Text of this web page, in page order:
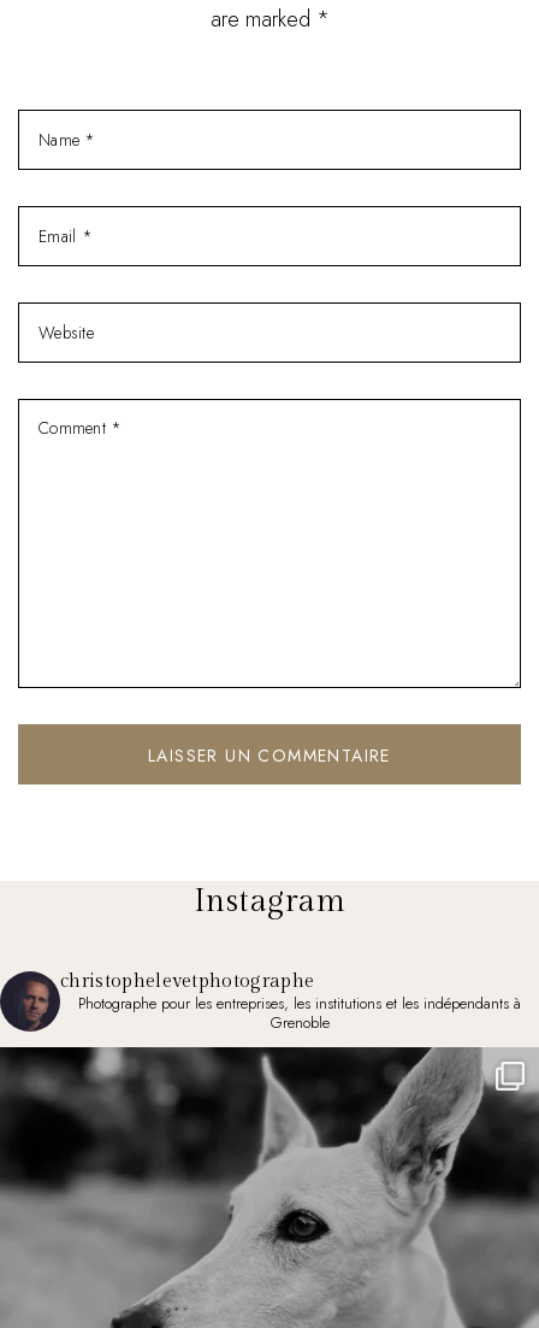
are marked *
Instagram
christophelevetphotographe
Photographe pour les entreprises, les institutions et les indépendants à
Grenoble